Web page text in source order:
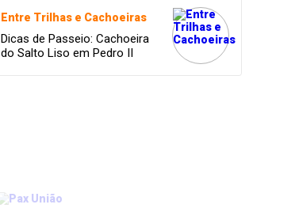
Entre Trilhas e Cachoeiras
Dicas de Passeio: Cachoeira
do Salto Liso em Pedro II